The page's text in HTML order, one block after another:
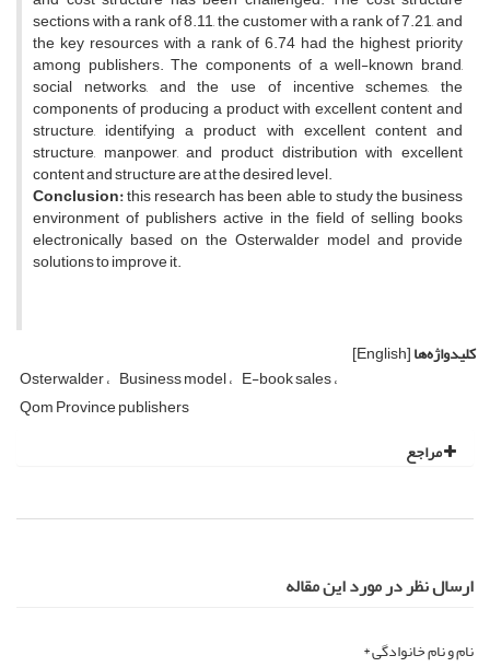
sections with a rank of 8.11, the customer with a rank of 7.21, and
the key resources with a rank of 6.74 had the highest priority
among publishers. The components of a well-known brand,
social networks, and the use of incentive schemes, the
components of producing a product with excellent content and
structure, identifying a product with excellent content and
structure, manpower, and product distribution with excellent
content and structure are at the desired level.
Conclusion:this research has been able to study the business
environment of publishers active in the field of selling books
electronically based on the Osterwalder model and provide
solutions to improve it.
کلیدواژه‌ها[English]
Osterwalder Business model E-book sales
Qom Province publishers
مراجع
ارسال نظر در مورد این مقاله
نام و نام خانوادگی *